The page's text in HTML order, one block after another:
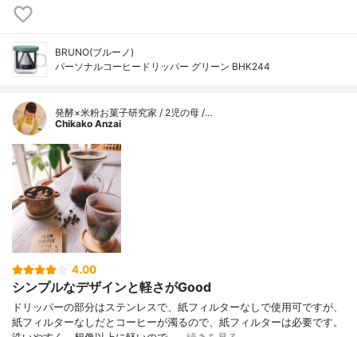
BRUNO(ブルーノ)
パーソナルコーヒードリッパー グリーン BHK244
発酵×米粉お菓子研究家 / 2児の母 /…
Chikako Anzai
4.00
シンプルなデザインと軽さがGood
ドリッパーの部分はステンレスで、紙フィルターなしで使用可ですが、
紙フィルターなしだとコーヒーが濁るので、紙フィルターは必要です。